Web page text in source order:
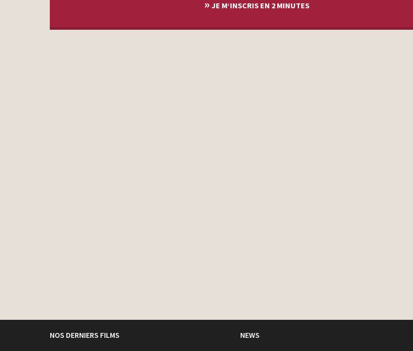
» JE M‘INSCRIS EN 2 MINUTES
NOS DERNIERS FILMS NEWS